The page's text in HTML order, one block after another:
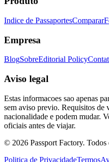
Indice de PassaportesComparar
Empresa
BlogSobreEditorial Policy
Aviso legal
Estas informacoes sao apenas
sem aviso previo. Requisitos de
nacionalidade e podem mudar.
oficiais antes de viajar.
© 2026 Passport Factory. Todos
Politica de PrivacidadeTermos